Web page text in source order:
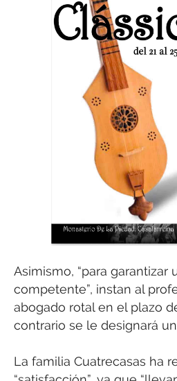
Asimismo, “para garantizar
competente”, instan al
abogado rotal en el plazo
contrario se le designará
La familia Cuatrecasas ha